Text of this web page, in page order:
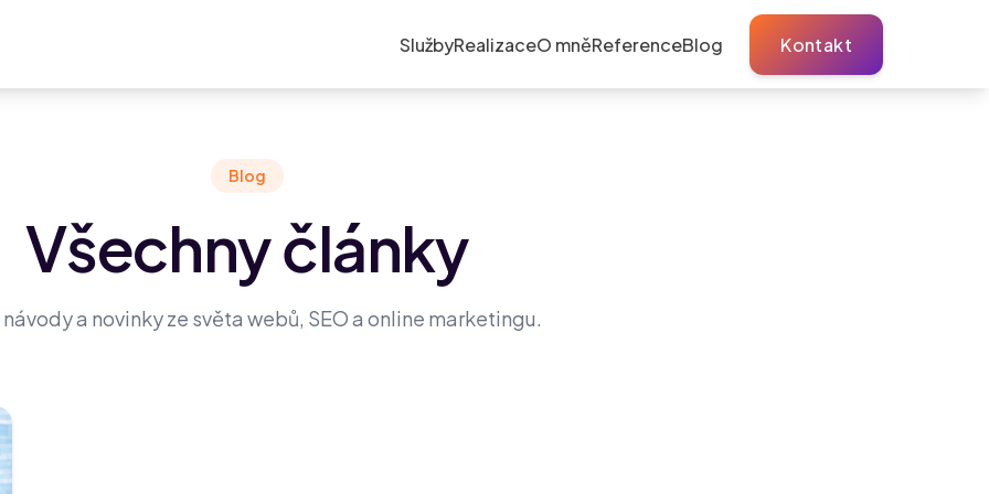
SlužbyRealizaceO mněReferenceBlog Kontakt
Blog
Všechny články
a novinky ze světa webů, SEO a online marketingu.